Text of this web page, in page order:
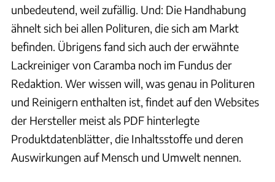
unbedeutend, weil zufällig. Und: Die Handhabung
ähnelt sich bei allen Polituren, die sich am Markt
befinden. Übrigens fand sich auch der erwähnte
Lackreiniger von Caramba noch im Fundus der
Redaktion. Wer wissen will, was genau in Polituren
und Reinigern enthalten ist, findet auf den Websites
der Hersteller meist als PDF hinterlegte
Produktdatenblätter, die Inhaltsstoffe und deren
Auswirkungen auf Mensch und Umwelt nennen.